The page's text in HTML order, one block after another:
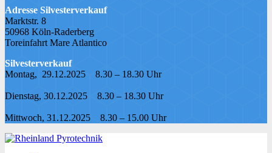
Adresse Silvesterverkauf
Marktstr. 8
50968 Köln-Raderberg
Toreinfahrt Mare Atlantico
Silvesterverkauf
Montag, 29.12.2025 8.30 – 18.30 Uhr
Dienstag, 30.12.2025 8.30 – 18.30 Uhr
Mittwoch, 31.12.2025 8.30 – 15.00 Uhr